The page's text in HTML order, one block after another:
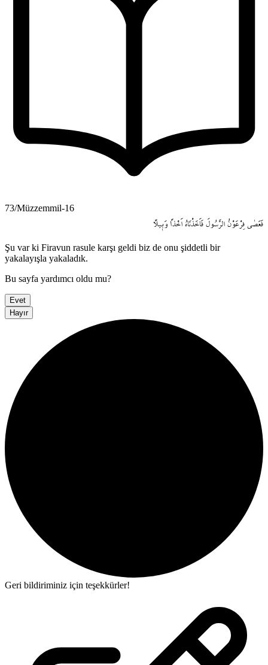
73/Müzzemmil-16
فَعَصٰى
فِرْعَوْنُ الرَّسُولَ فَاَخَذْنَاهُ اَخْذاً وَب۪يلاً
Şu var ki Firavun rasule karşı geldi biz de onu şiddetli bir
yakalayışla yakaladık.
Bu sayfa yardımcı oldu mu?
Evet
Hayır
Geri bildiriminiz için teşekkürler!